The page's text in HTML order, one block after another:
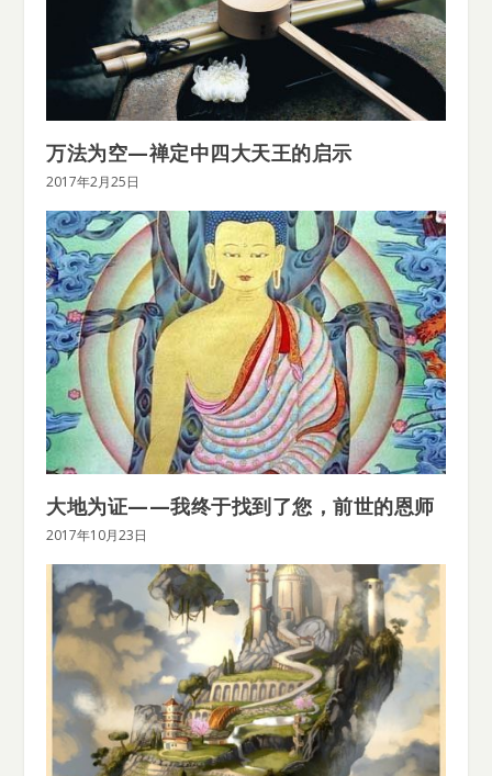
万法为空—禅定中四大天王的启示
2017年2月25日
大地为证——我终于找到了您，前世的恩师
2017年10月23日